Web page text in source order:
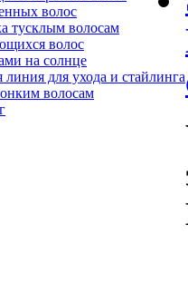
волос
тусклым волосам
волос
на солнце
для ухода и стайлинга
волосам